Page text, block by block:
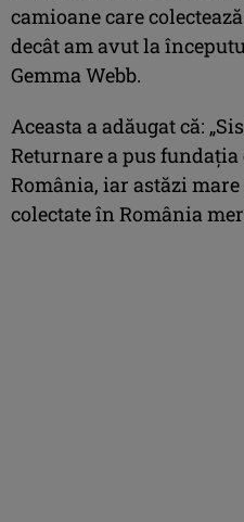
camioane care
decât am avut la
Gemma Webb.
Aceasta a adăugat că:
Returnare a pus
România, iar astăzi
colectate în România